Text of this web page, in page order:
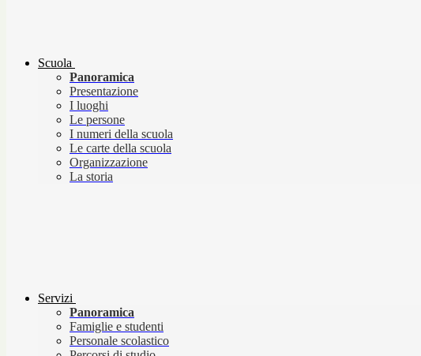
Scuola
Panoramica
Presentazione
I luoghi
Le persone
I numeri della scuola
Le carte della scuola
Organizzazione
La storia
Servizi
Panoramica
Famiglie e studenti
Personale scolastico